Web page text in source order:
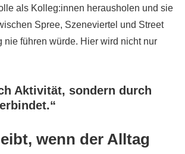
als Kolleg:innen herausholen und sie
Spree, Szeneviertel und Street
nie führen würde. Hier wird nicht nur
Aktivität, sondern durch
wenn der Alltag